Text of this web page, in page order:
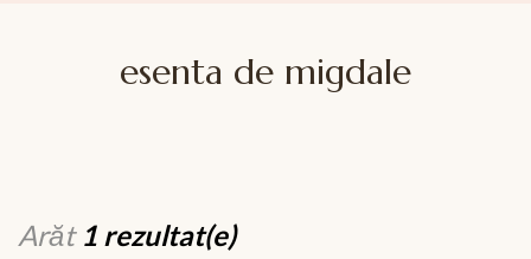
esenta de migdale
Arăt 1 rezultat(e)